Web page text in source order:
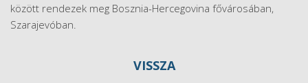
között rendezek meg Bosznia-Hercegovina fővárosában,
Szarajevóban.
VISSZA